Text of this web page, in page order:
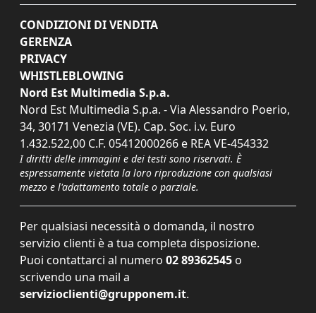
CONDIZIONI DI VENDITA
GERENZA
PRIVACY
WHISTLEBLOWING
Nord Est Multimedia S.p.a.
Nord Est Multimedia S.p.a. - Via Alessandro Poerio,
34, 30171 Venezia (VE). Cap. Soc. i.v. Euro
1.432.522,00 C.F. 05412000266 e REA VE-454332
I diritti delle immagini e dei testi sono riservati. È
espressamente vietata la loro riproduzione con qualsiasi
mezzo e l'adattamento totale o parziale.
Per qualsiasi necessità o domanda, il nostro
servizio clienti è a tua completa disposizione.
Puoi contattarci al numero 02 89362545 o
scrivendo una mail a
servizioclienti@grupponem.it.